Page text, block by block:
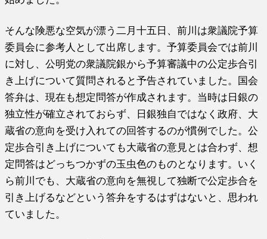
そんな険悪な空気が漂う二月十五日、前川は衆議院予算
委員会に参考人として出席します。予算委員会では前川
に対し、公明党の衆議院銀から予算審議中の公定歩合引
き上げについて質問されると予告されていました。国会
答弁は、現在も想定問答が作成されます。当時は日銀の
独立性が確立されておらず、日銀独自ではなく政府、大
蔵省の意向を受け入れての回答するのが慣例でした。公
定歩合引き上げについても大蔵省の意見とは合わず、想
定問答はどっちつかずの玉虫色のものとなります。いく
ら前川でも、大蔵省の意向を無視して独断で公定歩合を
引き上げるなどという答弁をするはずはないと、思われ
ていました。